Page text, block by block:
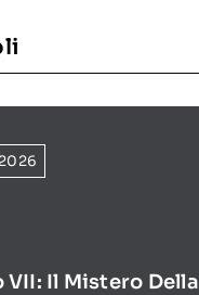
Il Mistero Della